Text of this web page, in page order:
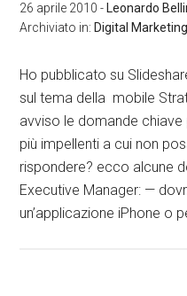
26 aprile 2010 - Leonardo
Archiviato in: Digital Marketing
Ho pubblicato su
sul tema della mobile
avviso le domande chiave
più impellenti a cui non
rispondere? ecco alcune
Executive Manager: —
un’applicazione iPhone o